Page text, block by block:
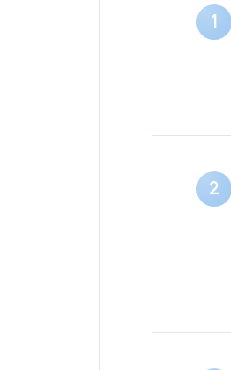
1
2